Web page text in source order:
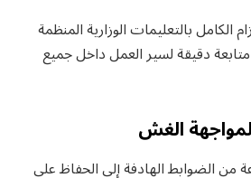
الكامل بالتعليمات الوزارية المنظمة
دقيقة لسير العمل داخل جميع
الغش
الضوابط الهادفة إلى الحفاظ على